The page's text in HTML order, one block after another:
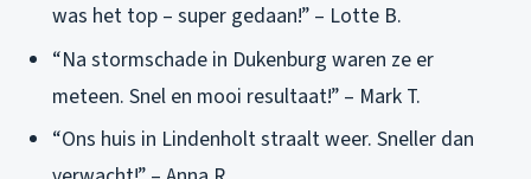
was het top – super gedaan!” – Lotte B.
“Na stormschade in Dukenburg waren ze er
meteen. Snel en mooi resultaat!” – Mark T.
“Ons huis in Lindenholt straalt weer. Sneller dan